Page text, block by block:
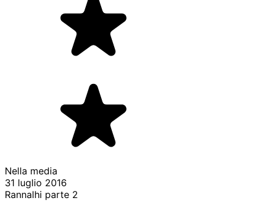
Nella media
31 luglio 2016
Rannalhi parte 2